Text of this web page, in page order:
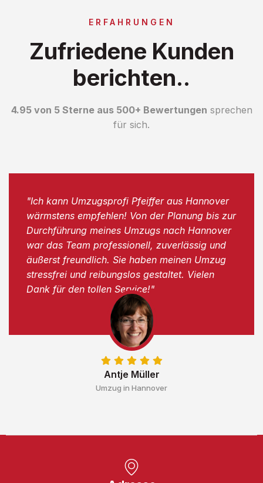
ERFAHRUNGEN
Zufriedene Kunden
berichten..
4.95 von 5 Sterne aus 500+ Bewertungen sprechen
für sich.
Antje Müller
Umzug in Hannover
"Ich kann Umzugsprofi Pfeiffer aus Hannover
wärmstens empfehlen! Von der Planung bis zur
Durchführung meines Umzugs nach Hannover
war das Team professionell, zuverlässig und
äußerst freundlich. Sie haben meinen Umzug
stressfrei und reibungslos gestaltet. Vielen
Dank für den tollen Service!"